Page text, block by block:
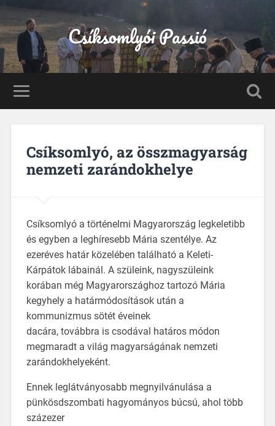
Csíksomlyói Passió
Csíksomlyó, az összmagyarság
nemzeti zarándokhelye
Csíksomlyó a történelmi Magyarország legkeletibb
és egyben a leghíresebb Mária szentélye. Az
ezeréves határ közelében található a Keleti-
Kárpátok lábainál. A szüleink, nagyszüleink
korában még Magyarországhoz tartozó Mária
kegyhely a határmódosítások után a
kommunizmus sötét éveinek
dacára, továbbra is csodával határos módon
megmaradt a világ magyarságának nemzeti
zarándokhelyeként.
Ennek leglátványosabb megnyilvánulása a
pünkösdszombati hagyományos búcsú, ahol több
százezer